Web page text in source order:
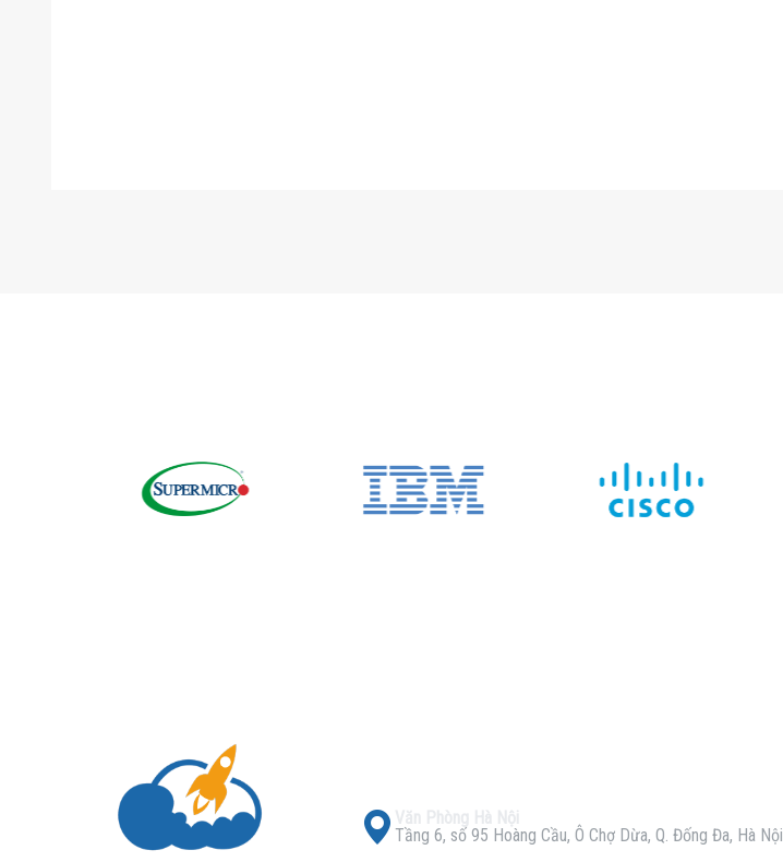
Tầng 6, số 95 Hoàng Cầu, Ô Chợ Dừa, Q. Đống Đa, Hà Nội